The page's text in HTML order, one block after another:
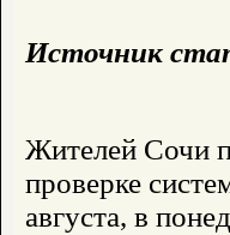
Источник
Жителей Сочи
проверке
августа, в